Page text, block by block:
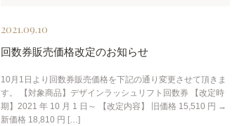
2021.09.10
回数券販売価格改定のお知らせ
10月1日より回数券販売価格を下記の通り変更させて頂きま
す。 【対象商品】デザインラッシュリフト回数券 【改定時
期】2021 年 10 月 1 日～ 【改定内容】 旧価格 15,510 円 →
新価格 18,810 円 […]